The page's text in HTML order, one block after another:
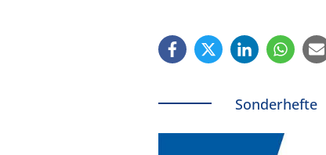
Sonderhefte